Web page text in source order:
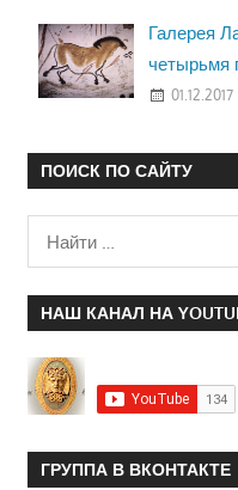
Галерея
четырьмя
01.12.2017
ПОИСК ПО САЙТУ
НАШ КАНАЛ НА
ГРУППА В ВКОНТАКТЕ